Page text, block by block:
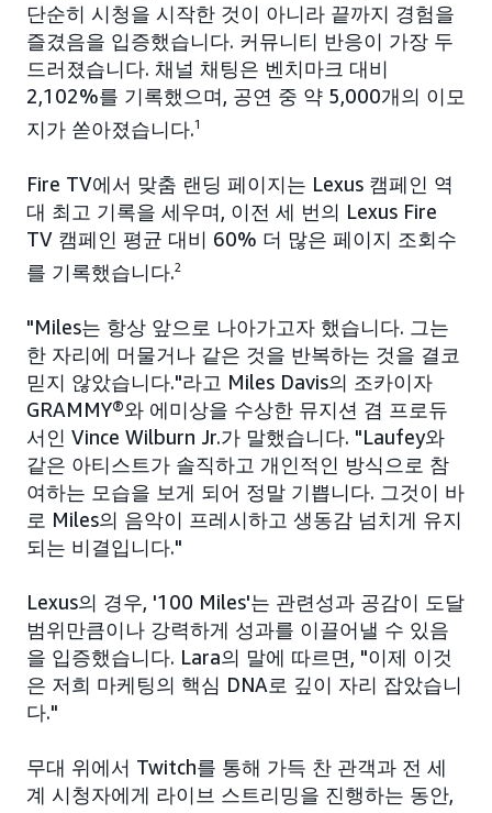
단순히 시청을 시작한 것이 아니라 끝까지 경험을
즐겼음을 입증했습니다. 커뮤니티 반응이 가장 두
드러졌습니다. 채널 채팅은 벤치마크 대비
2,102%를 기록했으며, 공연 중 약 5,000개의 이모
지가 쏟아졌습니다.1
Fire TV에서 맞춤 랜딩 페이지는 Lexus 캠페인 역
대 최고 기록을 세우며, 이전 세 번의 Lexus Fire
TV 캠페인 평균 대비 60% 더 많은 페이지 조회수
를 기록했습니다.2
"Miles는 항상 앞으로 나아가고자 했습니다. 그는
한 자리에 머물거나 같은 것을 반복하는 것을 결코
믿지 않았습니다."라고 Miles Davis의 조카이자
GRAMMY®와 에미상을 수상한 뮤지션 겸 프로듀
서인 Vince Wilburn Jr.가 말했습니다. "Laufey와
같은 아티스트가 솔직하고 개인적인 방식으로 참
여하는 모습을 보게 되어 정말 기쁩니다. 그것이 바
로 Miles의 음악이 프레시하고 생동감 넘치게 유지
되는 비결입니다."
Lexus의 경우, '100 Miles'는 관련성과 공감이 도달
범위만큼이나 강력하게 성과를 이끌어낼 수 있음
을 입증했습니다. Lara의 말에 따르면, "이제 이것
은 저희 마케팅의 핵심 DNA로 깊이 자리 잡았습니
다."
무대 위에서 Twitch를 통해 가득 찬 관객과 전 세
계 시청자에게 라이브 스트리밍을 진행하는 동안,